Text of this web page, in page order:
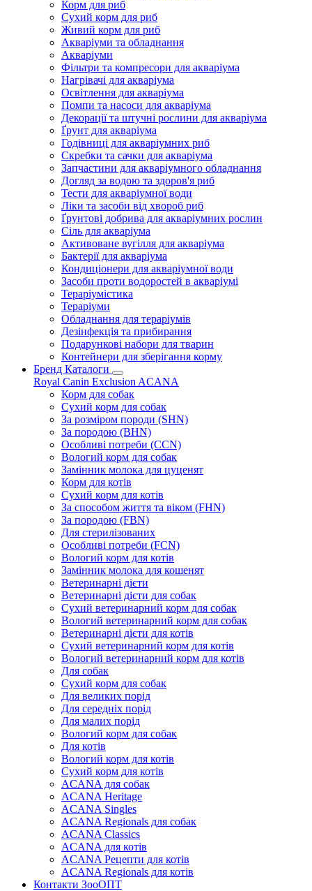
Корм для риб
Сухий корм для риб
Живий корм для риб
Акваріуми та обладнання
Акваріуми
Фільтри та компресори для акваріума
Нагрівачі для акваріума
Освітлення для акваріума
Помпи та насоси для акваріума
Декорації та штучні рослини для акваріума
Ґрунт для акваріума
Годівниці для акваріумних риб
Скребки та сачки для акваріума
Запчастини для акваріумного обладнання
Догляд за водою та здоров'я риб
Тести для акваріумної води
Ліки та засоби від хвороб риб
Ґрунтові добрива для акваріумних рослин
Сіль для акваріума
Активоване вугілля для акваріума
Бактерії для акваріума
Кондиціонери для акваріумної води
Засоби проти водоростей в акваріумі
Тераріумістика
Тераріуми
Обладнання для тераріумів
Дезінфекція та прибирання
Подарункові набори для тварин
Контейнери для зберігання корму
Бренд Каталоги
Royal Canin Exclusion ACANA
Корм для собак
Сухий корм для собак
За розміром породи (SHN)
За породою (BHN)
Особливі потреби (CCN)
Вологий корм для собак
Замінник молока для цуценят
Корм для котів
Сухий корм для котів
За способом життя та віком (FHN)
За породою (FBN)
Для стерилізованих
Особливі потреби (FCN)
Вологий корм для котів
Замінник молока для кошенят
Ветеринарні дієти
Ветеринарні дієти для собак
Сухий ветеринарний корм для собак
Вологий ветеринарний корм для собак
Ветеринарні дієти для котів
Сухий ветеринарний корм для котів
Вологий ветеринарний корм для котів
Для собак
Сухий корм для собак
Для великих порід
Для середніх порід
Для малих порід
Вологий корм для собак
Для котів
Вологий корм для котів
Сухий корм для котів
ACANA для собак
ACANA Heritage
ACANA Singles
ACANA Regionals для собак
ACANA Classics
ACANA для котів
ACANA Рецепти для котів
ACANA Regionals для котів
Контакти ЗооОПТ